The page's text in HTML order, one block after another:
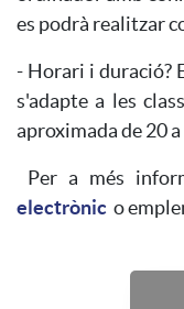
es podrà realitzar
- Horari i duració?
s'adapte a les
aproximada de 20
Per a més
electrònic o